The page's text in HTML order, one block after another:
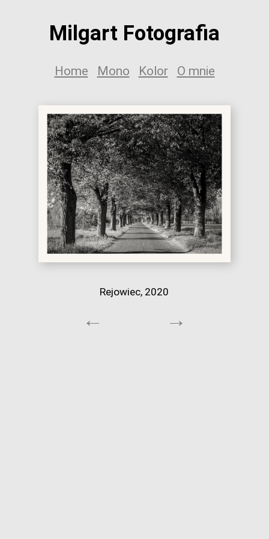
Milgart Fotografia
Home Mono Kolor O mnie
Rejowiec, 2020
← →